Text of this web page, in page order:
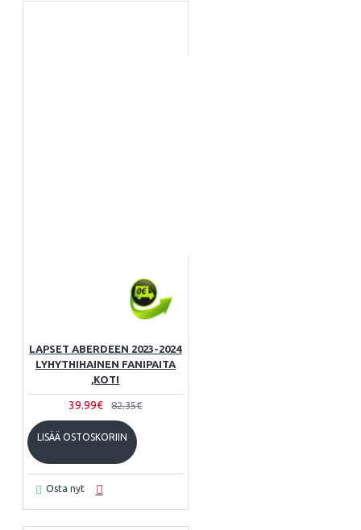
LAPSET ABERDEEN 2023-2024
LYHYTHIHAINEN FANIPAITA
,KOTI
39.99€ 82.35€
LISÄÄ OSTOSKORIIN
Osta nyt